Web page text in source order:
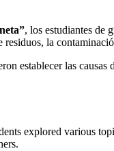
, los estudiantes de
la
establecer las
explored various